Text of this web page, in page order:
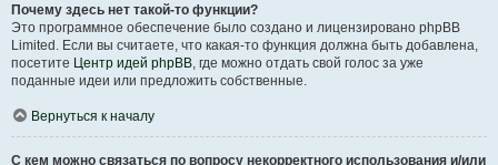
Почему здесь нет такой-то функции?
Это программное обеспечение было создано и лицензировано phpBB
Limited. Если вы считаете, что какая-то функция должна быть добавлена,
посетите Центр идей phpBB, где можно отдать свой голос за уже
поданные идеи или предложить собственные.
Вернуться к началу
С кем можно связаться по вопросу некорректного использования и/или